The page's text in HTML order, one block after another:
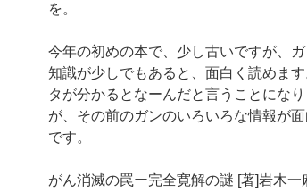
を。
今年の初めの本で、少し古いですが、
知識が少しでもあると、面白く読めま
タが分かるとなーんだと言うことにな
が、その前のガンのいろいろな情報が
です。
がん消滅の罠ー完全寛解の謎 [著]岩木一